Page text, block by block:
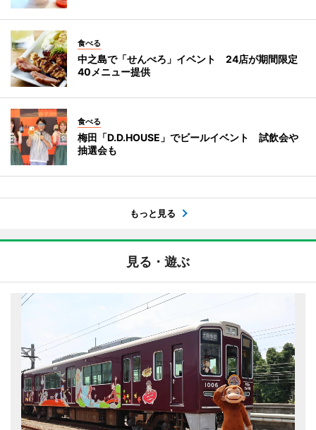
食べる
中之島で「せんべろ」イベント 24店が期間限定
40メニュー提供
食べる
梅田「D.D.HOUSE」でビールイベント 試飲会や
抽選会も
もっと見る
見る・遊ぶ